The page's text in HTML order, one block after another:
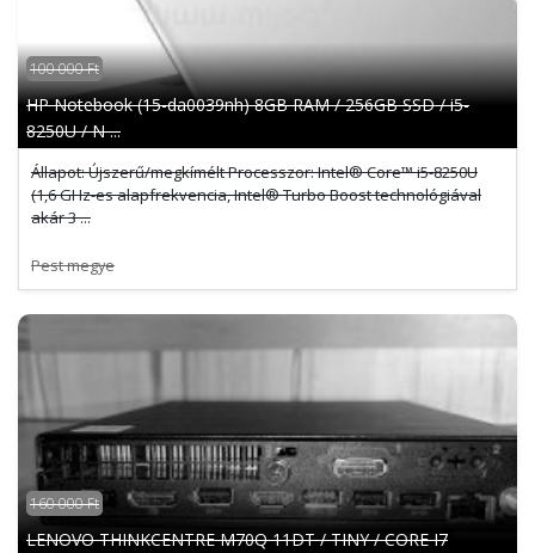
100 000 Ft
HP Notebook (15-da0039nh) 8GB RAM / 256GB SSD / i5-
8250U / N ...
Állapot: Újszerű/megkímélt Processzor: Intel® Core™ i5-8250U
(1,6 GHz-es alapfrekvencia, Intel® Turbo Boost technológiával
akár 3 ...
Pest megye
160 000 Ft
LENOVO THINKCENTRE M70Q 11DT / TINY / CORE I7